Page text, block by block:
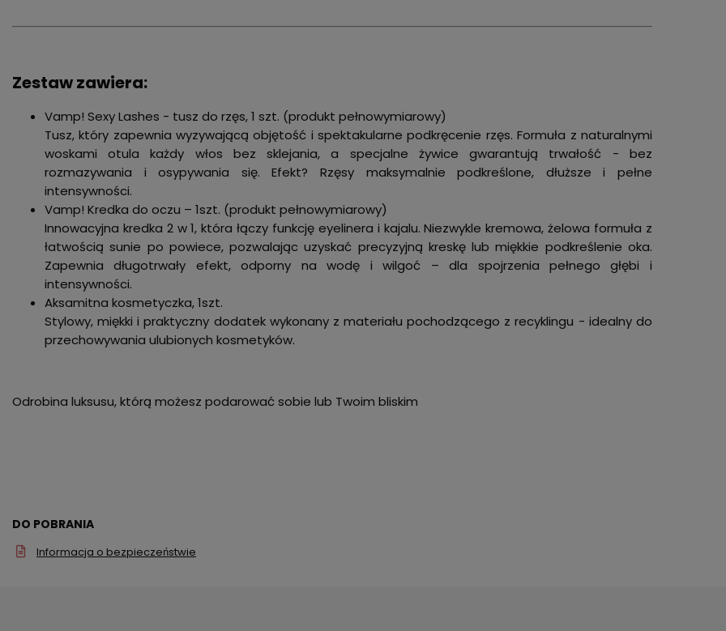
Zestaw zawiera:
Vamp! Sexy Lashes - tusz do rzęs, 1 szt. (produkt pełnowymiarowy)
Tusz, który zapewnia wyzywającą objętość i spektakularne podkręcenie rzęs. Formuła z naturalnymi
woskami otula każdy włos bez sklejania, a specjalne żywice gwarantują trwałość - bez
rozmazywania i osypywania się. Efekt? Rzęsy maksymalnie podkreślone, dłuższe i pełne
intensywności.
Vamp! Kredka do oczu – 1szt. (produkt pełnowymiarowy)
Innowacyjna kredka 2 w 1, która łączy funkcję eyelinera i kajalu. Niezwykle kremowa, żelowa formuła z
łatwością sunie po powiece, pozwalając uzyskać precyzyjną kreskę lub miękkie podkreślenie oka.
Zapewnia długotrwały efekt, odporny na wodę i wilgoć – dla spojrzenia pełnego głębi i
intensywności.
Aksamitna kosmetyczka, 1szt.
Stylowy, miękki i praktyczny dodatek wykonany z materiału pochodzącego z recyklingu - idealny do
przechowywania ulubionych kosmetyków.
Odrobina luksusu, którą możesz podarować sobie lub Twoim bliskim
DO POBRANIA
Informacja o bezpieczeństwie